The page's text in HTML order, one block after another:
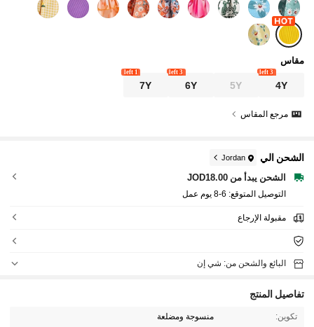
مقاس
4Y
3 left
5Y
6Y
3 left
7Y
1 left
مرجع المقاس
الشحن الي Jordan
الشحن يبدأ من JOD18.00
التوصيل المتوقع: 6-8 يوم عمل
مقبولة الإرجاع
البائع والشحن من: شي إن
تفاصيل المنتج
تكوين: منسوجة ومضلعة